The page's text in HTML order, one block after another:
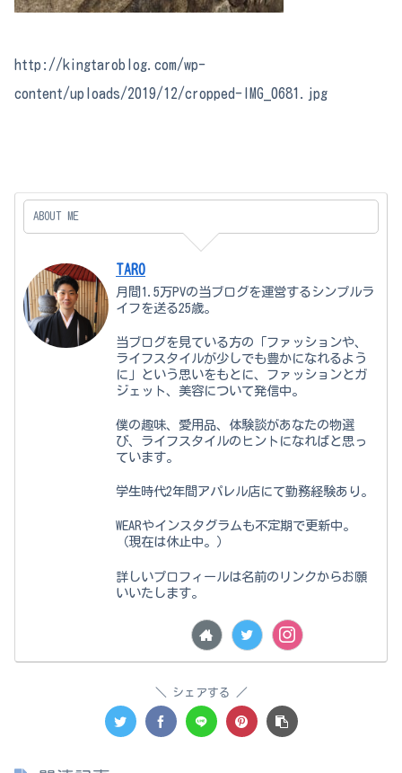
http://kingtaroblog.com/wp-
content/uploads/2019/12/cropped-IMG_0681.jpg
ABOUT ME
TARO
月間1.5万PVの当ブログを運営するシンプルラ
イフを送る25歳。
当ブログを見ている方の「ファッションや、
ライフスタイルが少しでも豊かになれるよう
に」という思いをもとに、ファッションとガ
ジェット、美容について発信中。
僕の趣味、愛用品、体験談があなたの物選
び、ライフスタイルのヒントになればと思っ
ています。
学生時代2年間アパレル店にて勤務経験あり。
WEARやインスタグラムも不定期で更新中。
（現在は休止中。）
詳しいプロフィールは名前のリンクからお願
いいたします。
シェアする